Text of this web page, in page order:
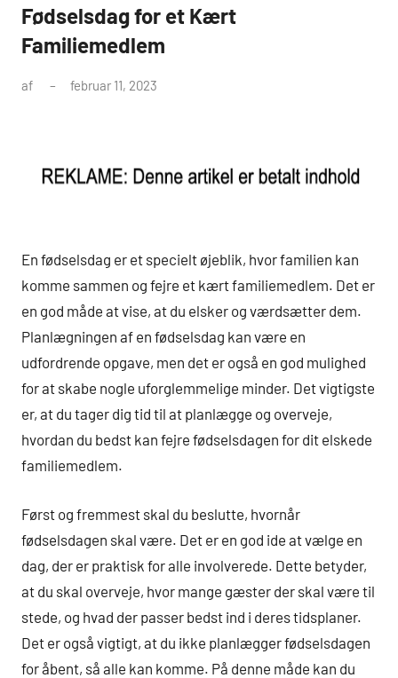
Fødselsdag for et Kært
Familiemedlem
af februar 11, 2023
En fødselsdag er et specielt øjeblik, hvor familien kan
komme sammen og fejre et kært familiemedlem. Det er
en god måde at vise, at du elsker og værdsætter dem.
Planlægningen af en fødselsdag kan være en
udfordrende opgave, men det er også en god mulighed
for at skabe nogle uforglemmelige minder. Det vigtigste
er, at du tager dig tid til at planlægge og overveje,
hvordan du bedst kan fejre fødselsdagen for dit elskede
familiemedlem.
Først og fremmest skal du beslutte, hvornår
fødselsdagen skal være. Det er en god ide at vælge en
dag, der er praktisk for alle involverede. Dette betyder,
at du skal overveje, hvor mange gæster der skal være til
stede, og hvad der passer bedst ind i deres tidsplaner.
Det er også vigtigt, at du ikke planlægger fødselsdagen
for åbent, så alle kan komme. På denne måde kan du